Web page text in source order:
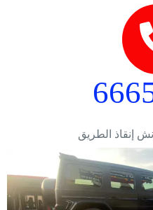
إنقاذ الطريق